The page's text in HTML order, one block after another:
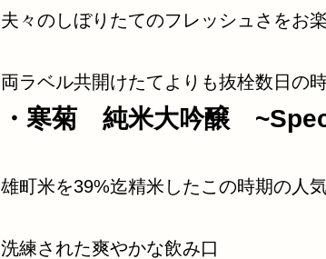
夫々のしぼりたてのフレッシュさをお
両ラベル共開けたてよりも抜栓数日の
・寒菊 純米大吟醸
雄町米を39%迄精米したこの時期の人
洗練された爽やかな飲み口